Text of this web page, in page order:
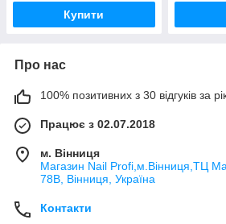
Купити
Про нас
100% позитивних з 30 відгуків за
Працює з 02.07.2018
м. Вінниця
Магазин Nail Profi,м.Вінниця,ТЦ
78В, Вінниця, Україна
Контакти